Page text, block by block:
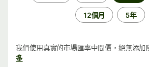
12個月 5年
我們使用真實的市場匯率中間價，絕無添加
多